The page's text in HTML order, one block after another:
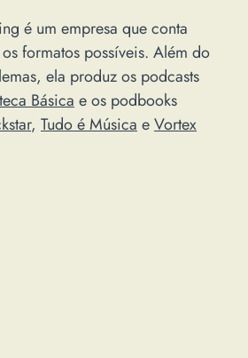
é um empresa que conta
formatos possíveis. Além do
ela produz os podcasts
Básicae os podbooks
, Tudo é MúsicaeVortex